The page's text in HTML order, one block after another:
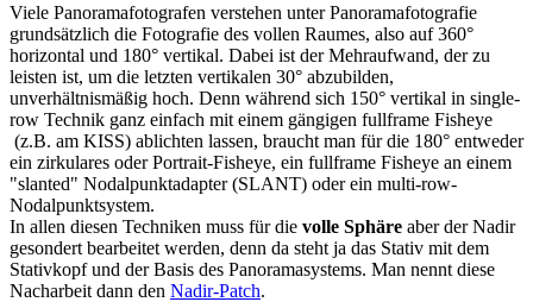
Viele Panoramafotografen verstehen unter Panoramafotografie
grundsätzlich die Fotografie des vollen Raumes, also auf 360°
horizontal und 180° vertikal. Dabei ist der Mehraufwand, der zu
leisten ist, um die letzten vertikalen 30° abzubilden,
unverhältnismäßig hoch. Denn während sich 150° vertikal in single-
row Technik ganz einfach mit einem gängigen fullframe Fisheye
(z.B. am KISS) ablichten lassen, braucht man für die 180° entweder
ein zirkulares oder Portrait-Fisheye, ein fullframe Fisheye an einem
"slanted" Nodalpunktadapter (SLANT) oder ein multi-row-
Nodalpunktsystem.
In allen diesen Techniken muss für die volle Sphäre aber der Nadir
gesondert bearbeitet werden, denn da steht ja das Stativ mit dem
Stativkopf und der Basis des Panoramasystems. Man nennt diese
Nacharbeit dann den Nadir-Patch.